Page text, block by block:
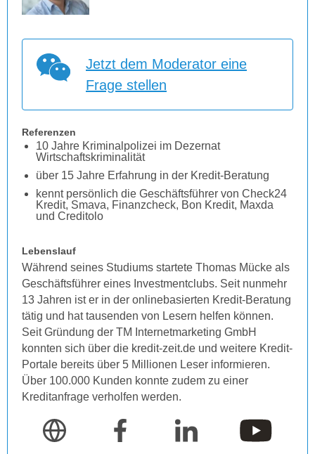
Jetzt dem Moderator eine
Frage stellen
Referenzen
10 Jahre Kriminalpolizei im Dezernat
Wirtschaftskriminalität
über 15 Jahre Erfahrung in der Kredit-Beratung
kennt persönlich die Geschäftsführer von Check24
Kredit, Smava, Finanzcheck, Bon Kredit, Maxda
und Creditolo
Lebenslauf
Während seines Studiums startete Thomas Mücke als
Geschäftsführer eines Investmentclubs. Seit nunmehr
13 Jahren ist er in der onlinebasierten Kredit-Beratung
tätig und hat tausenden von Lesern helfen können.
Seit Gründung der TM Internetmarketing GmbH
konnten sich über die kredit-zeit.de und weitere Kredit-
Portale bereits über 5 Millionen Leser informieren.
Über 100.000 Kunden konnte zudem zu einer
Kreditanfrage verholfen werden.